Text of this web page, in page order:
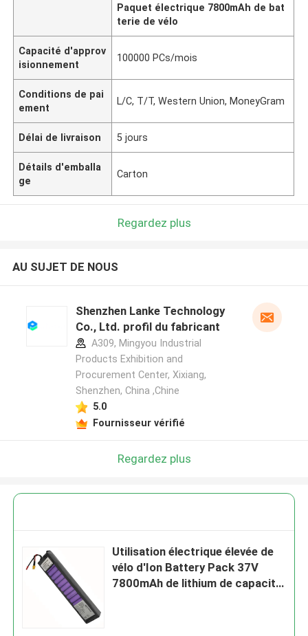
Paquet électrique 7800mAh de bat
terie de vélo
Capacité d'approv
isionnement
100000 PCs/mois
Conditions de pai
ement
L/C, T/T, Western Union, MoneyGram
Délai de livraison 5 jours
Détails d'emballa
ge
Carton
Regardez plus
AU SUJET DE NOUS
Shenzhen Lanke Technology
Co., Ltd. profil du fabricant
A309, Mingyou Industrial
Products Exhibition and
Procurement Center, Xixiang,
Shenzhen, China ,Chine
5.0
Fournisseur vérifié
Regardez plus
Utilisation électrique élevée de
vélo d'Ion Battery Pack 37V
7800mAh de lithium de capacité